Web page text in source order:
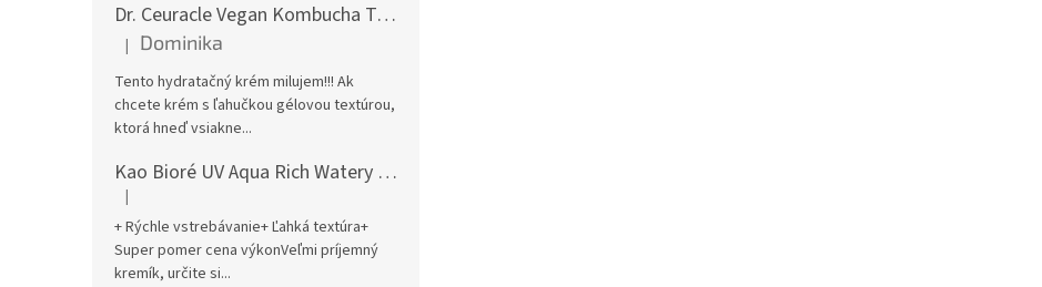
Dr. Ceuracle Vegan Kombucha Tea Gel Cream 75g
Hodnocení produktu je 5 z 5 hvězdiček.
| Dominika
Tento hydratačný krém milujem!!! Ak
chcete krém s ľahučkou gélovou textúrou,
ktorá hneď vsiakne...
Kao Bioré UV Aqua Rich Watery Essence Sunscreen SPF50+ PA++++ 70g
Hodnocení produktu je 5 z 5 hvězdiček.
|
+ Rýchle vstrebávanie+ Ľahká textúra+
Super pomer cena výkonVeľmi príjemný
kremík, určite si...